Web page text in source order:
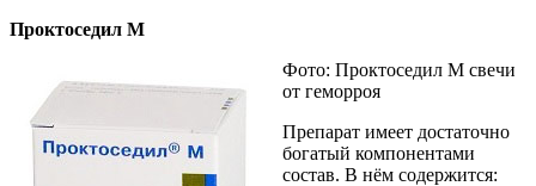
Проктоседил М
Фото: Проктоседил М свечи
от геморроя
Препарат имеет достаточно
богатый компонентами
состав. В нём содержится: